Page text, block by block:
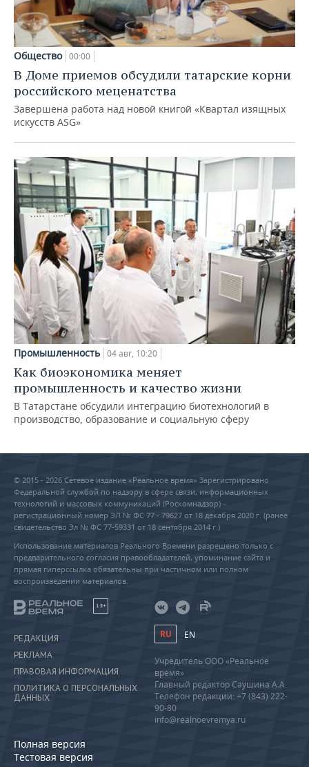
Общество 00:00
В Доме приемов обсудили татарские корни
российского меценатства
Завершена работа над новой книгой «Квартал изящных
искусств ASG»
Промышленность 04 авг, 10:20
Как биоэкономика меняет
промышленность и качество жизни
В Татарстане обсудили интеграцию биотехнологий в
производство, образование и социальную сферу
© 2015 - 2026 Сетевое издание «Реальное время» Зарегистрировано
Федеральной службой по надзору в сфере связи, информационных
технологий и массовых коммуникаций (Роскомнадзор) –
регистрационный номер ЭЛ № ФС 77 - 79627 от 18 декабря 2020 г. (ранее
свидетельство Эл № ФС 77-59331 от 18 сентября 2014 г.)
Использование материалов Реального Времени разрешено только с
предварительного согласия правообладателей, упоминание сайта и
прямая гиперссылка обязательны при частичном или полном
воспроизведении материалов.
18+
РЕДАКЦИЯ
РЕКЛАМА
ПРАВОВАЯ ИНФОРМАЦИЯ
ПОЛИТИКА О ПЕРСОНАЛЬНЫХ
ДАННЫХ
Полная версия
Тестовая версия
RU EN
Учредитель ООО «Реальное
время»
Главный редактор Саушина А.А.
Телефон редакции: +7 (843) 222-
90-80
info@realnoevremya.ru